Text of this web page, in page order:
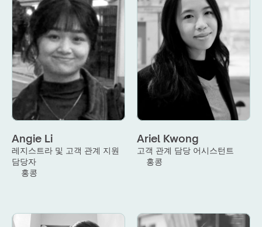
Angie Li
레지스트라 및 고객 관계 지원
담당자
홍콩
Ariel Kwong
고객 관계 담당 어시스턴트
홍콩